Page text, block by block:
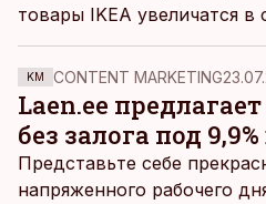
товары IKEA увеличатся
роста затрат на
"Коммерсант".
KM CONTENT MARKETING
Laen.ee предлагает
без залога под 9,9%
Представьте себе
напряженного рабочего